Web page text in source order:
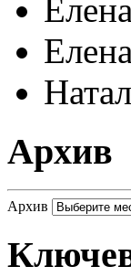
Елена
Елена
Архив
Архив